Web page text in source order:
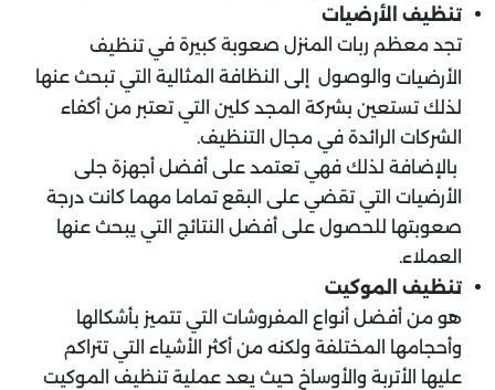
تنظيف الأرضيات
تجد معظم ربات المنزل صعوبة كبيرة في تنظيف
الأرضيات والوصول إلى النظافة المثالية التي تبحث عنها
لذلك تستعين بشركة المجد كلين التي تعتبر من أكفاء
الشركات الرائدة في مجال التنظيف.
بالإضافة لذلك فهي تعتمد على أفضل أجهزة جلى
الأرضيات التي تقضي على البقع تماما مهما كانت درجة
صعوبتها للحصول على أفضل النتائج التي يبحث عنها
العملاء.
تنظيف الموكيت
هو من أفضل أنواع المفروشات التي تتميز بأشكالها
وأحجامها المختلفة ولكنه من أكثر الأشياء التي تتراكم
عليها الأتربة والأوساخ حيث يعد عملية تنظيف الموكيت